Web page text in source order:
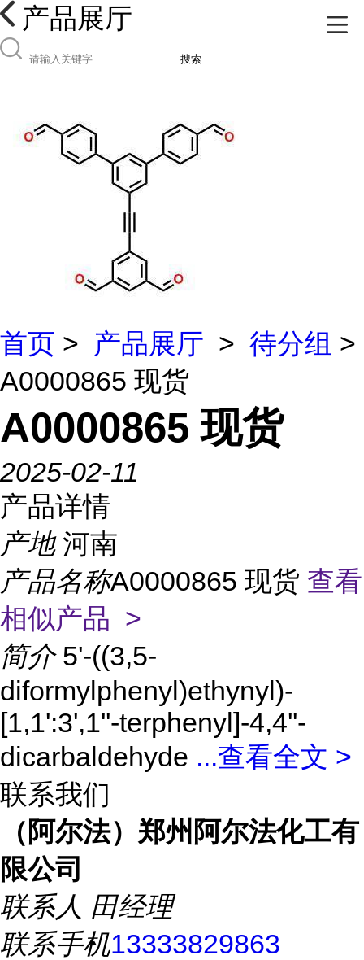
产品展厅
搜索
首页 > 产品展厅 > 待分组 >
A0000865 现货
A0000865 现货
2025-02-11
产品详情
产地 河南
产品名称A0000865 现货 查看
相似产品 >
简介 5'-((3,5-
diformylphenyl)ethynyl)-
[1,1':3',1''-terphenyl]-4,4''-
dicarbaldehyde ...查看全文 >
联系我们
（阿尔法）郑州阿尔法化工有
限公司
联系人 田经理
联系手机13333829863